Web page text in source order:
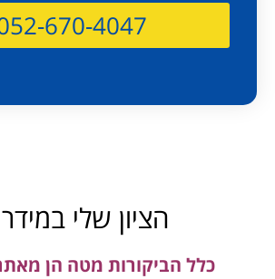
670-4047
הציון שלי
כלל הביקורות מטה הן